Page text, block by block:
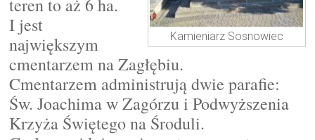
Kamieniarz Sosnowiec
teren to aż 6 ha.
I jest
największym
cmentarzem na Zagłębiu.
Cmentarzem administrują dwie parafie:
Św. Joachima w Zagórzu i Podwyższenia
Krzyża Świętego na Środuli.